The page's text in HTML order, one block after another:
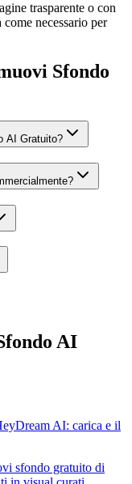
trasparente o con
necessario per
Sfondo
AI Gratuito?
AI
AI: carica e il
sfondo gratuito di